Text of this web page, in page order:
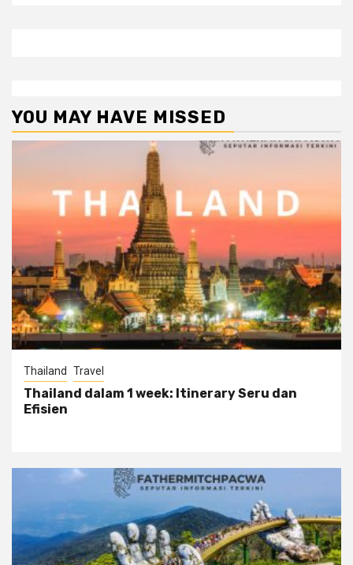
YOU MAY HAVE MISSED
Thailand Travel
Thailand dalam 1 week: Itinerary Seru dan
Efisien